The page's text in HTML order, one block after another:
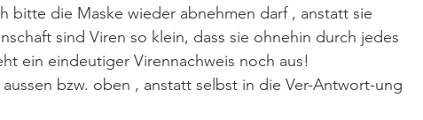
bitte die Maske wieder abnehmen darf , anstatt sie
sind Viren so klein, dass sie ohnehin durch jedes
ein eindeutiger Virennachweis noch aus!
bzw. oben , anstatt selbst in die Ver-Antwort-ung